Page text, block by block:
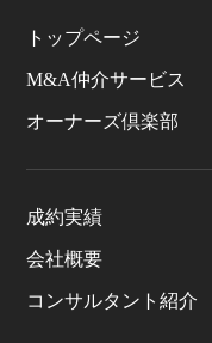
トップページ
M&A仲介サービス
オーナーズ倶楽部
成約実績
会社概要
コンサルタント紹介